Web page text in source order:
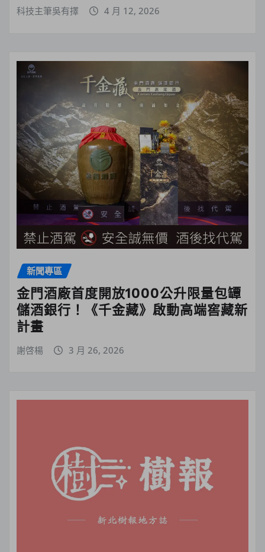
科技主筆吳有擇 4 月 12, 2026
新聞專區
金門酒廠首度開放1000公升限量包罈
儲酒銀行！《千金藏》啟動高端窖藏新
計畫
謝啓楊 3 月 26, 2026